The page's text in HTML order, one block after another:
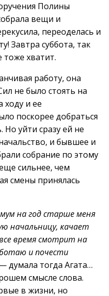
Полины
вещи и
переоделась и
Завтра суббота, так
тоже хватит.
работу, она
не было стоять на
ходу и ее
поскорее добраться
Но уйти сразу ей не
и бывшее и
собрание по этому
сильнее, чем
смены принялась
на год старше меня
начальницу, качает
время смотрит на
и почести
—думала тогда Агата…
смысле слова.
в жизни, но